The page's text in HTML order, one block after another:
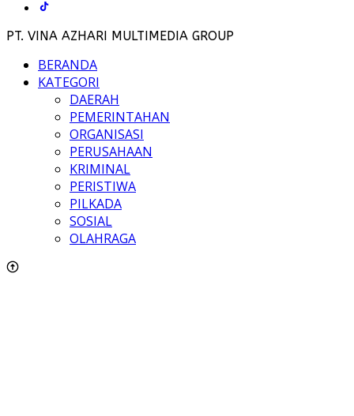
PT. VINA AZHARI MULTIMEDIA GROUP
BERANDA
KATEGORI
DAERAH
PEMERINTAHAN
ORGANISASI
PERUSAHAAN
KRIMINAL
PERISTIWA
PILKADA
SOSIAL
OLAHRAGA